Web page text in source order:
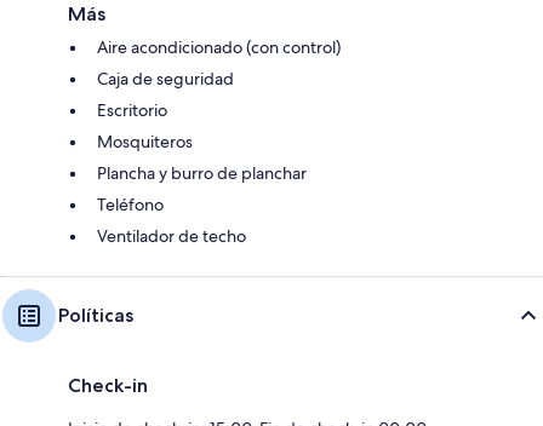
Más
Aire acondicionado (con control)
Caja de seguridad
Escritorio
Mosquiteros
Plancha y burro de planchar
Teléfono
Ventilador de techo
Políticas
Check-in